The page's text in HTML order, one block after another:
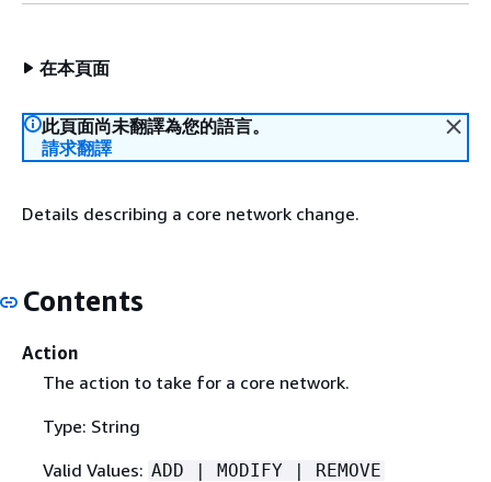
在本頁面
此頁面尚未翻譯為您的語言。
請求翻譯
Details describing a core network change.
Contents
Action
The action to take for a core network.
Type: String
Valid Values: ADD | MODIFY | REMOVE